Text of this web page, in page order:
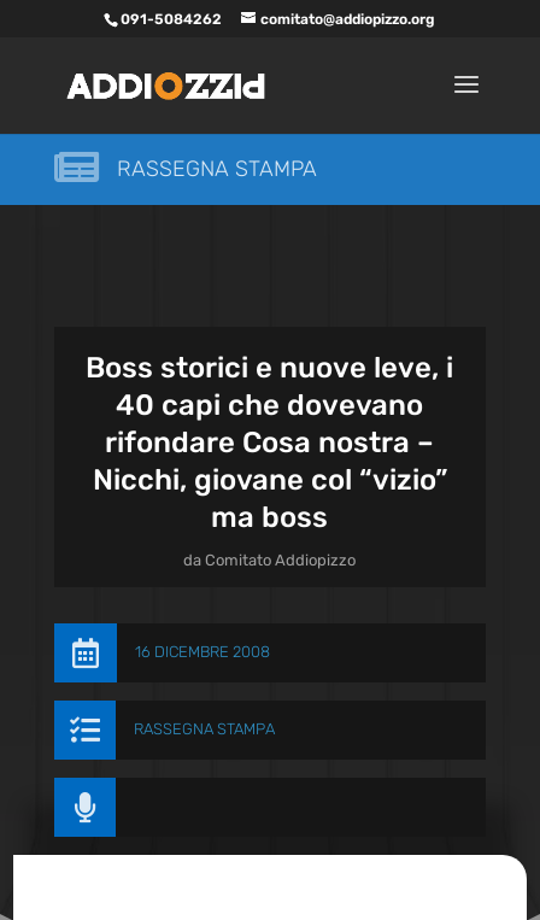
091-5084262 comitato@addiopizzo.org
 RASSEGNA STAMPA
Boss storici e nuove leve, i
40 capi che dovevano
rifondare Cosa nostra –
Nicchi, giovane col “vizio”
ma boss
daComitato Addiopizzo
 16 DICEMBRE 2008
 RASSEGNA STAMPA
